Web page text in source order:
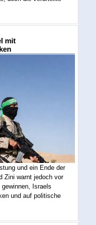
mit
und ein Ende der
Zini warnt jedoch vor
Israels
und auf politische